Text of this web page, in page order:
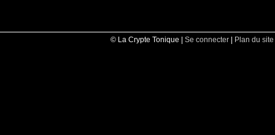
© La Crypte Tonique | Se connecter | Plan du site